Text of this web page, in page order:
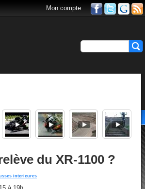
Mon compte
du XR-1100 ?
interieures